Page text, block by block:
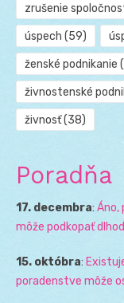
zrušenie
úspech (59)
ženské podnikanie
živnostenské
živnosť(38)
Poradňa
17. decembra: Áno,
môže podkopať
15. októbra:
poradenstve môže